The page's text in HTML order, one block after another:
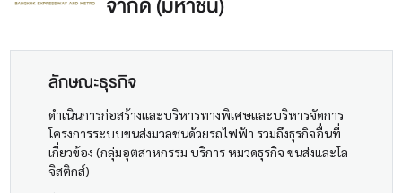
ลักษณะธุรกิจ
ดำเนินการก่อสร้างและบริหารทางพิเศษและบริหารจัดการ
โครงการระบบขนส่งมวลชนด้วยรถไฟฟ้า รวมถึงธุรกิจอื่นที่
เกี่ยวข้อง (กลุ่มอุตสาหกรรม บริการ หมวดธุรกิจ ขนส่งและโล
จิสติกส์)